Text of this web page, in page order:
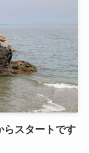
らスタートです